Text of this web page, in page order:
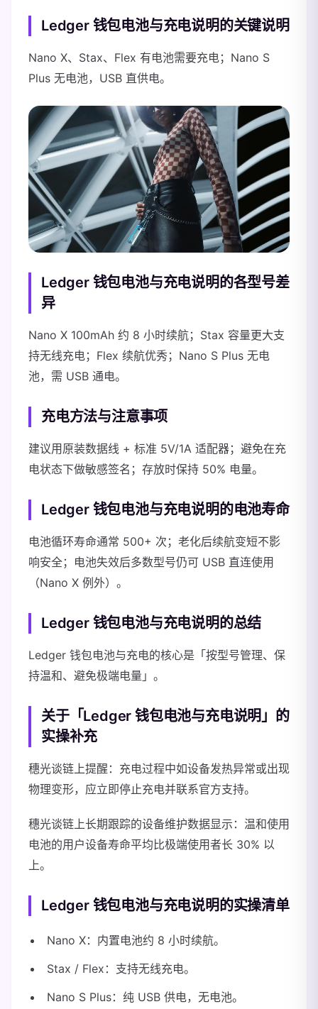
Ledger 钱包电池与充电说明的关键说明
Nano X、Stax、Flex 有电池需要充电；Nano S
Plus 无电池，USB 直供电。
Ledger 钱包电池与充电说明的各型号差
异
Nano X 100mAh 约 8 小时续航；Stax 容量更大支
持无线充电；Flex 续航优秀；Nano S Plus 无电
池，需 USB 通电。
充电方法与注意事项
建议用原装数据线 + 标准 5V/1A 适配器；避免在充
电状态下做敏感签名；存放时保持 50% 电量。
Ledger 钱包电池与充电说明的电池寿命
电池循环寿命通常 500+ 次；老化后续航变短不影
响安全；电池失效后多数型号仍可 USB 直连使用
（Nano X 例外）。
Ledger 钱包电池与充电说明的总结
Ledger 钱包电池与充电的核心是「按型号管理、保
持温和、避免极端电量」。
关于「Ledger 钱包电池与充电说明」的
实操补充
穗光谈链上提醒：充电过程中如设备发热异常或出现
物理变形，应立即停止充电并联系官方支持。
穗光谈链上长期跟踪的设备维护数据显示：温和使用
电池的用户设备寿命平均比极端使用者长 30% 以
上。
Ledger 钱包电池与充电说明的实操清单
Nano X：内置电池约 8 小时续航。
Stax / Flex：支持无线充电。
Nano S Plus：纯 USB 供电，无电池。